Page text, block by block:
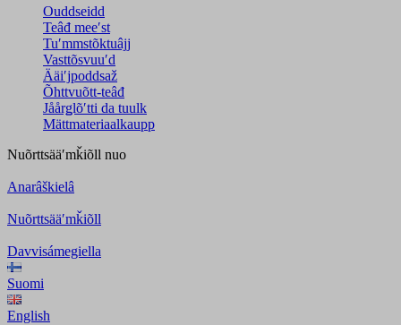
Ouddseidd
Teâđ meeʹst
Tuʹmmstõktuâjj
Vasttõsvuuʹd
Ääiʹjpoddsaž
Õhttvuõtt-teâđ
Jåårǥlõʹtti da tuulk
Mättmateriaalkaupp
Nuõrttsääʹmǩiõll nuo
Anarâškielâ
Nuõrttsääʹmǩiõll
Davvisámegiella
Suomi
English